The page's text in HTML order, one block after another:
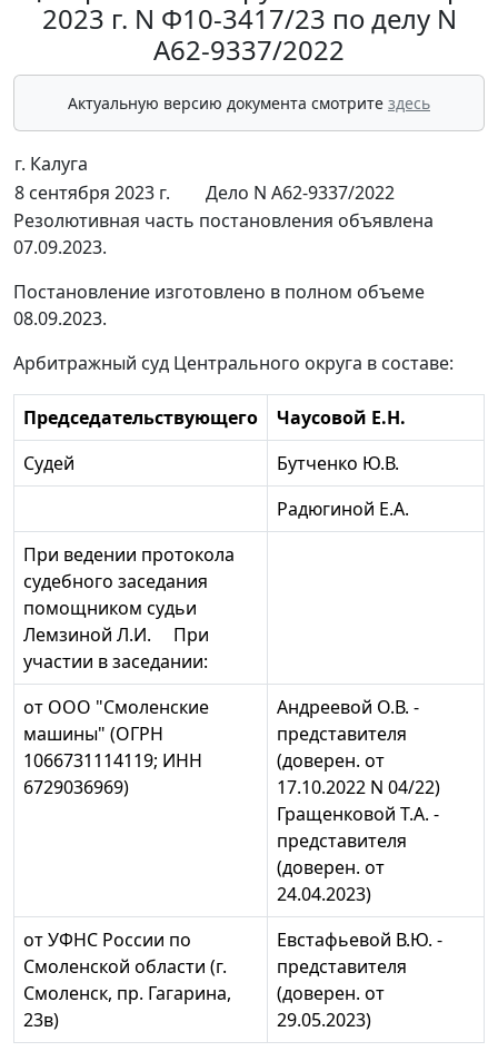
2023 г. N Ф10-3417/23 по делу N
А62-9337/2022
Актуальную версию документа смотрите здесь
г. Калуга
8 сентября 2023 г.
Дело N А62-9337/2022
Резолютивная часть постановления объявлена
07.09.2023.
Постановление изготовлено в полном объеме
08.09.2023.
Арбитражный суд Центрального округа в составе:
Председательствующего
Чаусовой Е.Н.
Судей
Бутченко Ю.В.
Радюгиной Е.А.
При ведении протокола
судебного заседания
помощником судьи
Лемзиной Л.И. При
участии в заседании:
от ООО "Смоленские
машины" (ОГРН
1066731114119; ИНН
6729036969)
Андреевой О.В. -
представителя
(доверен. от
17.10.2022 N 04/22)
Гращенковой Т.А. -
представителя
(доверен. от
24.04.2023)
от УФНС России по
Смоленской области (г.
Смоленск, пр. Гагарина,
23в)
Евстафьевой В.Ю. -
представителя
(доверен. от
29.05.2023)